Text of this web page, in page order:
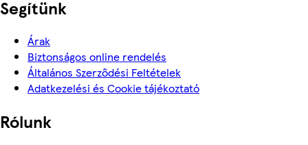
Segítünk
Árak
Biztonságos online rendelés
Általános Szerződési Feltételek
Adatkezelési és Cookie tájékoztató
Rólunk